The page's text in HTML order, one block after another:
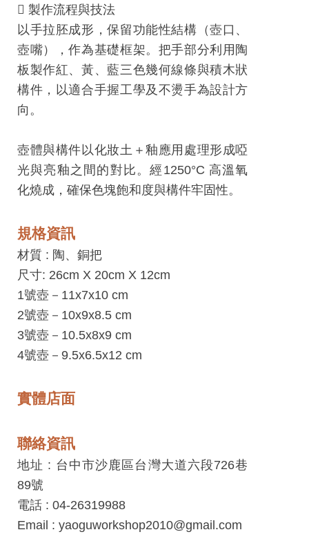
工
藝
中
心
藝
會
員
中
加
入
平
台
平
台
務
款
工
藝
品
牌
 製作流程與技法
以手拉胚成形，保留功能性結構（壺口、
壺嘴），作為基礎框架。把手部分利用陶
板製作紅、黃、藍三色幾何線條與積木狀
構件，以適合手握工學及不燙手為設計方
向。
壺體與構件以化妝土＋釉應用處理形成啞
光與亮釉之間的對比。經1250°C 高溫氧
化燒成，確保色塊飽和度與構件牢固性。
規格資訊
材質 : 陶、銅把
尺寸: 26cm X 20cm X 12cm
1號壺－11x7x10 cm
2號壺－10x9x8.5 cm
3號壺－10.5x8x9 cm
4號壺－9.5x6.5x12 cm
實體店面
聯絡資訊
地址 : 台中市沙鹿區台灣大道六段726巷
89號
電話 : 04-26319988
Email : yaoguworkshop2010@gmail.com